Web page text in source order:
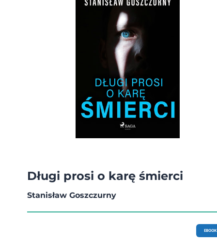
Długi prosi o karę śmierci
Stanisław Goszczurny
EBOOK